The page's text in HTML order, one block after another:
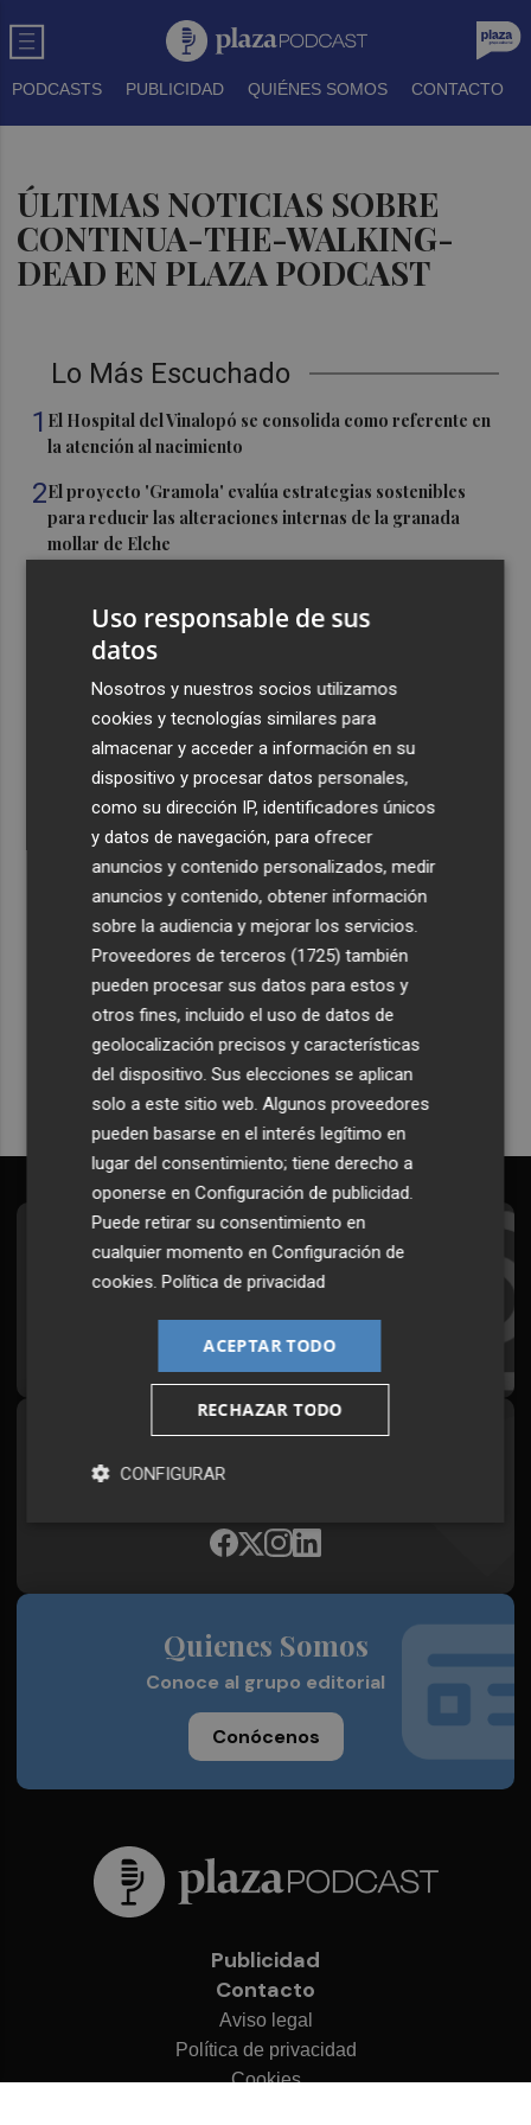
PODCASTS PUBLICIDAD QUIÉNES SOMOS CONTACTO
ÚLTIMAS NOTICIAS SOBRE
CONTINUA-THE-WALKING-
DEAD EN PLAZA PODCAST
Lo Más Escuchado
1 El Hospital del Vinalopó se consolida como referente en
la atención al nacimiento
2El proyecto 'Gramola' evalúa estrategias sostenibles
para reducir las alteraciones internas de la granada
mollar de Elche
festival Epicentro de Mula
UPCT Makers culmina con éxito un catamarán para
monitorizar el Mar Menor y ya prepara un dron
submarino autónomo
Una batea clochinera se hunde y otra sufre daños en un
incidente con un buque en el puerto de Valencia
Recibe toda la actualidad de
Plaza Podcast en tu correo
Quiero suscribirme
Suscríbete al Boletín
Todos los días a primera hora en tu email
¡Quiero suscribirme!
Síguenos en redes
Plaza Podcast, desde cualquier medio
Quienes Somos
Conoce al grupo editorial
Conócenos
Publicidad
Contacto
Aviso legal
Política de privacidad
Cookies
Uso responsable de sus
datos
Nosotros y nuestros socios utilizamos
cookies y tecnologías similares para
almacenar y acceder a información en su
dispositivo y procesar datos personales,
como su dirección IP, identificadores únicos
y datos de navegación, para ofrecer
anuncios y contenido personalizados, medir
anuncios y contenido, obtener información
sobre la audiencia y mejorar los servicios.
Proveedores de terceros (1725) también
pueden procesar sus datos para estos y
otros fines, incluido el uso de datos de
geolocalización precisos y características
del dispositivo. Sus elecciones se aplican
solo a este sitio web. Algunos proveedores
pueden basarse en el interés legítimo en
lugar del consentimiento; tiene derecho a
oponerse enConfiguración de publicidad.
Puede retirar su consentimiento en
cualquier momento enConfiguración de
cookies.Política de privacidad
ACEPTAR TODO
RECHAZAR TODO
CONFIGURAR